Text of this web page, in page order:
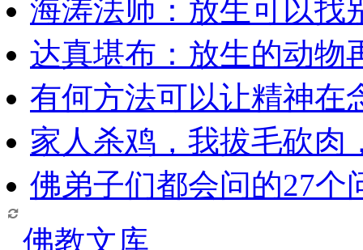
海涛法师：放生可以找
达真堪布：放生的动物
有何方法可以让精神在
家人杀鸡，我拔毛砍肉
佛弟子们都会问的27个
佛教文库